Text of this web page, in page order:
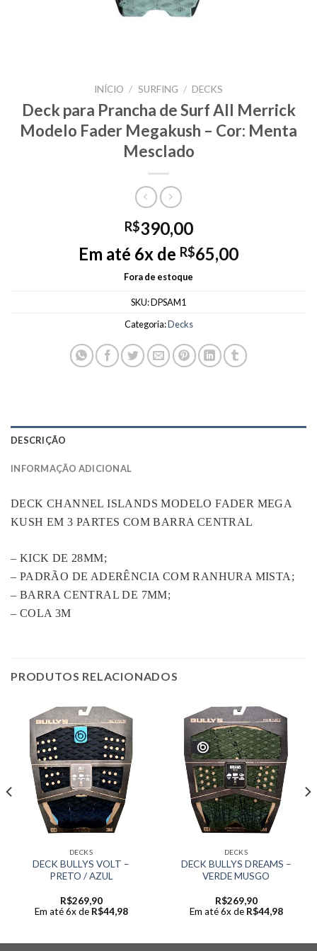
INÍCIO / SURFING / DECKS
Deck para Prancha de Surf All Merrick
Modelo Fader Megakush – Cor: Menta
Mesclado
R$390,00
Em até 6x de R$65,00
Fora de estoque
SKU:DPSAM1
Categoria:Decks
DESCRIÇÃO
INFORMAÇÃO ADICIONAL
DECK CHANNEL ISLANDS MODELO FADER MEGA
KUSH EM 3 PARTES COM BARRA CENTRAL
– KICK DE 28MM;
– PADRÃO DE ADERÊNCIA COM RANHURA MISTA;
– BARRA CENTRAL DE 7MM;
– COLA 3M
PRODUTOS RELACIONADOS
DECKS
DECK BULLYS VOLT –
PRETO / AZUL
R$269,90
Em até 6x de R$44,98
DECKS
DECK BULLYS DREAMS –
VERDE MUSGO
R$269,90
Em até 6x de R$44,98